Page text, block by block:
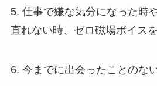
5. 仕事で嫌な気分になった時
直れない時、ゼロ磁場ボイス
6. 今までに出会ったことのな